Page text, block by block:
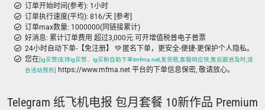
订单开始时间(参考): 1小时
订单执行速度(平均): 816/天 [参考]
订单max数量: 1000000(同链接累计)
好消息: 累计订单费用 超过3,000元 可开增值税普电子普票
24小时自动下单-【免注册】 💚 匿名下单，更安全-便捷-更保护个人隐私。
您在[ig买赞|支持ig买赞、ig买粉自助下单|mfma.net,发货稳,客服响应快,售后跟进及时,适
合活动预热]
https://www.mfma.net 平台的下单信息保密, 敬请放心。
Telegram 纸飞机电报 包月套餐 10新作品 Premium